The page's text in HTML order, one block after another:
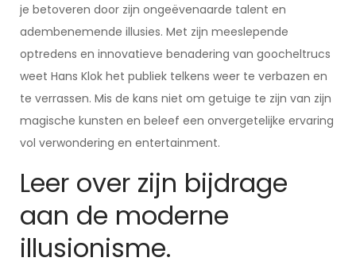
je betoveren door zijn ongeëvenaarde talent en
adembenemende illusies. Met zijn meeslepende
optredens en innovatieve benadering van goocheltrucs
weet Hans Klok het publiek telkens weer te verbazen en
te verrassen. Mis de kans niet om getuige te zijn van zijn
magische kunsten en beleef een onvergetelijke ervaring
vol verwondering en entertainment.
Leer over zijn bijdrage
aan de moderne
illusionisme.